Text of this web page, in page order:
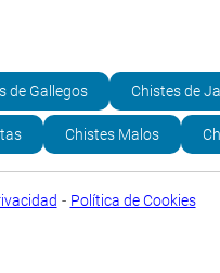
de Gallegos Chistes de
Chistes Malos
- Política de Cookies